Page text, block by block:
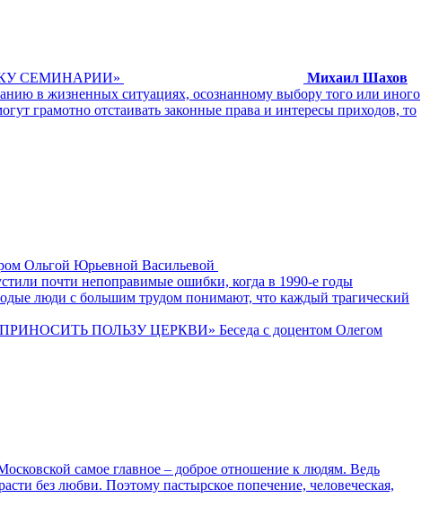
СЕМИНАРИИ»
Михаил Шахов
в жизненных ситуациях, осознанному выбору того или иного
грамотно отстаивать законные права и интересы приходов, то
Юрьевной Васильевой
почти непоправимые ошибки, когда в 1990-е годы
люди с большим трудом понимают, что каждый трагический
ПОЛЬЗУ ЦЕРКВИ» Беседа с доцентом Олегом
самое главное – доброе отношение к людям. Ведь
без любви. Поэтому пастырское попечение, человеческая,